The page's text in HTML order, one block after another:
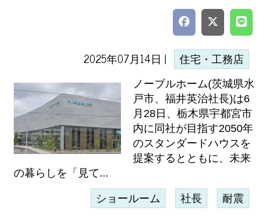
2025年07月14日 | 住宅・工務店
ノーブルホーム(茨城県水
戸市、福井英治社長)は6
月28日、栃木県宇都宮市
内に同社が目指す2050年
のスタンダードハウスを
提案するとともに、未来
の暮らしを「見て...
ショールーム 社長 耐震